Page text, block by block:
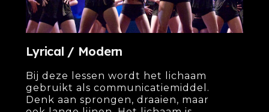
Lyrical / Modern​
Bij deze lessen wordt het lichaam
gebruikt als communicatiemiddel.
Denk aan sprongen, draaien, maar